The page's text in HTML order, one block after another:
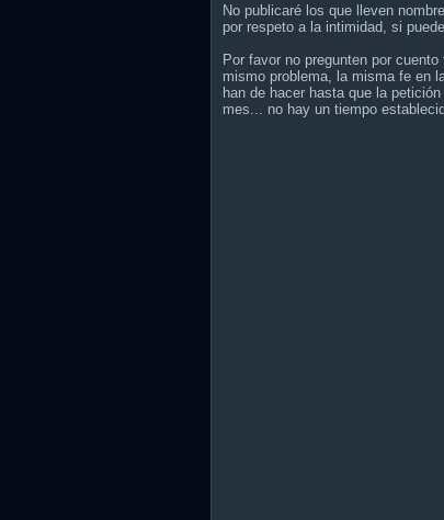
No publicaré los que lleven
por respeto a la intimidad, si
Por favor no pregunten por
mismo problema, la misma fe en
han de hacer hasta que la
mes... no hay un tiempo